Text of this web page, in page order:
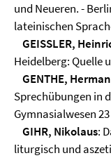
und Neueren. -
lateinischen
GEISSLER,
Heidelberg: Quelle
GENTHE,
Sprechübungen in
Gymnasialwesen 23
GIHR, Nikolaus:
liturgisch und